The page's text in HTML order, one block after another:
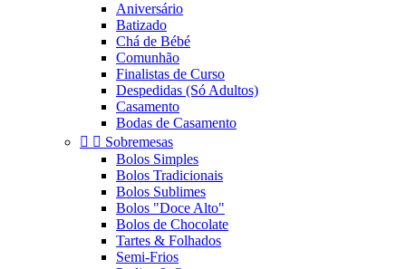
Aniversário
Batizado
Chá de Bébé
Comunhão
Finalistas de Curso
Despedidas (Só Adultos)
Casamento
Bodas de Casamento
  Sobremesas
Bolos Simples
Bolos Tradicionais
Bolos Sublimes
Bolos "Doce Alto"
Bolos de Chocolate
Tartes & Folhados
Semi-Frios